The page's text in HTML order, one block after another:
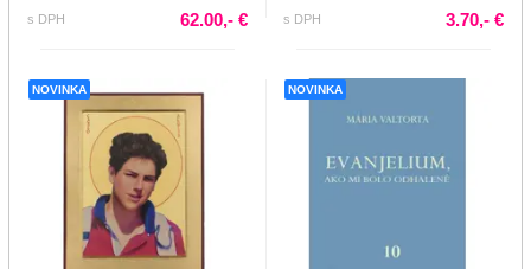
s DPH 62.00,- €
s DPH
3.70,- €
NOVINKA NOVINKA